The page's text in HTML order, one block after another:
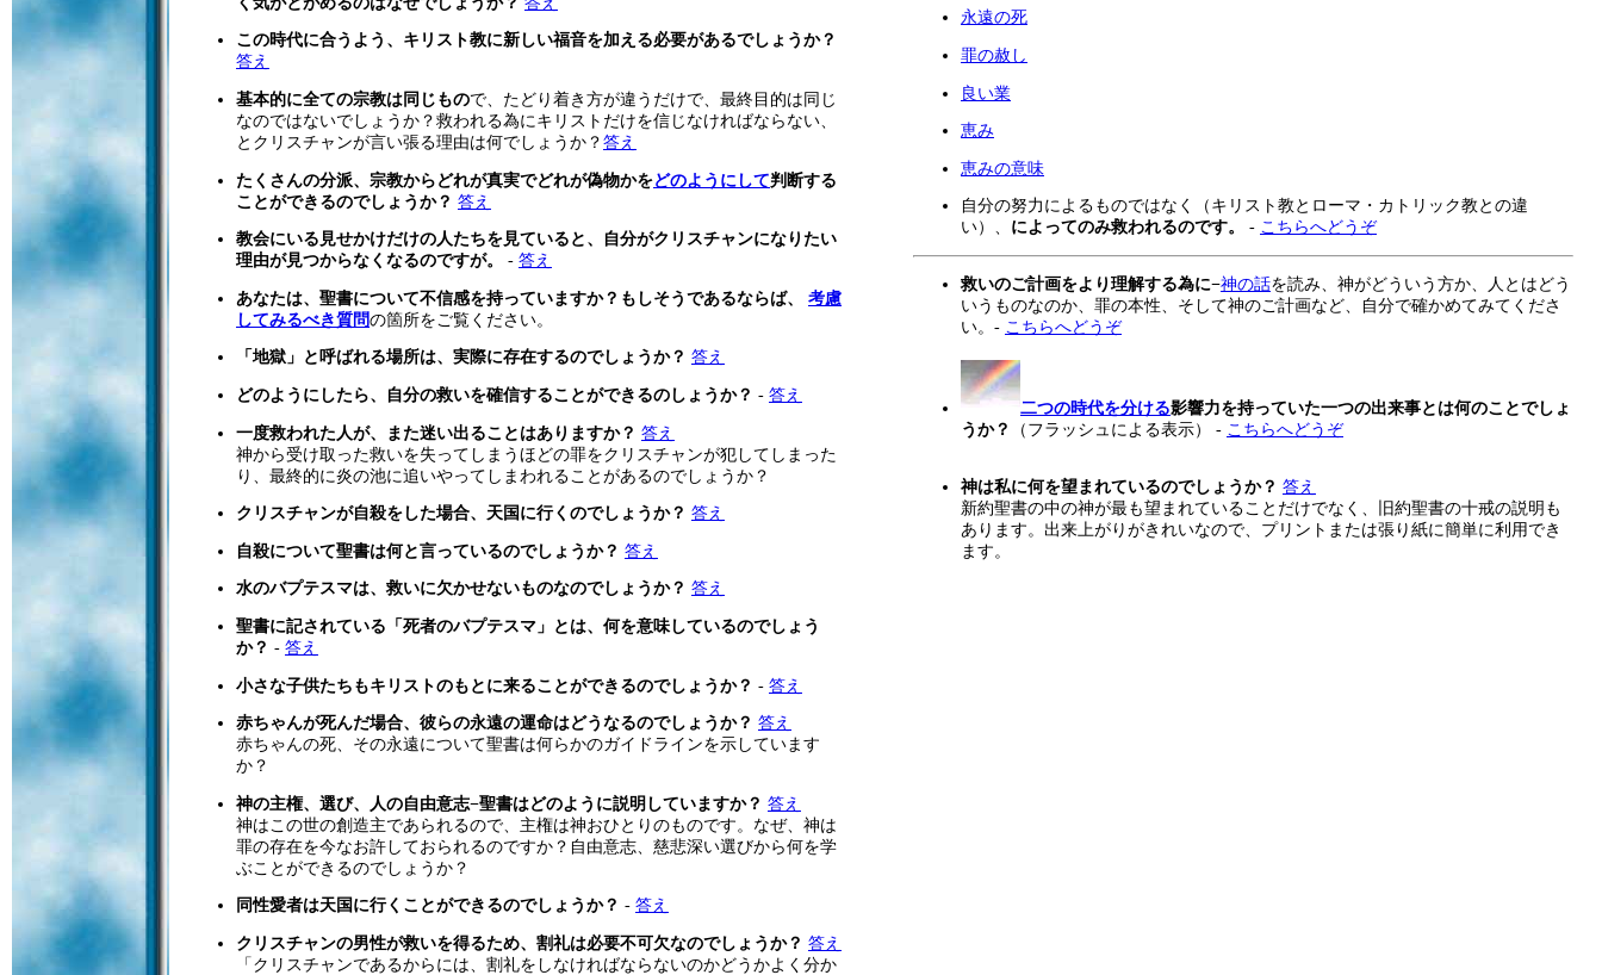
この時代に合うよう、キリスト教に新しい福音を加える必要があるでしょうか？
答え
基本的に全ての宗教は同じもので、たどり着き方が違うだけで、最終目的は同じ
なのではないでしょうか？救われる為にキリストだけを信じなければならない、
とクリスチャンが言い張る理由は何でしょうか？ 答え
たくさんの分派、宗教からどれが真実でどれが偽物かをどのようにして判断する
ことができるのでしょうか？ 答え
教会にいる見せかけだけの人たちを見ていると、自分がクリスチャンになりたい
理由が見つからなくなるのですが。
- 答え
あなたは、聖書について不信感を持っていますか？もしそうであるならば、
考慮
してみるべき質問の箇所をご覧ください。
「地獄」と呼ばれる場所は、実際に存在するのでしょうか？ 答え
どのようにしたら、自分の救いを確信することができるのしょうか？ - 答え
一度救われた人が、また迷い出ることはありますか？ 答え
神から受け取った救いを失ってしまうほどの罪をクリスチャンが犯してしまった
り、最終的に炎の池に追いやってしまわれることがあるのでしょうか？
クリスチャンが自殺をした場合、天国に行くのでしょうか？ 答え
自殺について聖書は何と言っているのでしょうか？ 答え
水のバプテスマは、救いに欠かせないものなのでしょうか？ 答え
聖書に記されている「死者のバプテスマ」とは、何を意味しているのでしょう
か？ - 答え
小さな子供たちもキリストのもとに来ることができるのでしょうか？ - 答え
赤ちゃんが死んだ場合、彼らの永遠の運命はどうなるのでしょうか？ 答え
赤ちゃんの死、その永遠について聖書は何らかのガイドラインを示しています
か？
神の主権、選び、人の自由意志−聖書はどのように説明していますか？ 答え
神はこの世の創造主であられるので、主権は神おひとりのものです。なぜ、神は
罪の存在を今なお許しておられるのですか？自由意志、慈悲深い選びから何を学
ぶことができるのでしょうか？
同性愛者は天国に行くことができるのでしょうか？ - 答え
クリスチャンの男性が救いを得るため、割礼は必要不可欠なのでしょうか？ 答え
「クリスチャンであるからには、割礼をしなければならないのかどうかよく分か
永遠の死
罪の赦し
良い業
恵み
恵みの意味
自分の努力によるものではなく（キリスト教とローマ・カトリック教との違
い）、 によってのみ救われるのです。 - こちらへどうぞ
救いのご計画をより理解する為に−神の話を読み、神がどういう方か、人とはどう
いうものなのか、罪の本性、そして神のご計画など、自分で確かめてみてくださ
い。- こちらへどうぞ
二つの時代を分ける影響力を持っていた一つの出来事とは何のことでしょ
うか？
（フラッシュによる表示） - こちらへどうぞ
神は私に何を望まれているのでしょうか？ 答え
新約聖書の中の神が最も望まれていることだけでなく、旧約聖書の十戒の説明も
あります。出来上がりがきれいなので、プリントまたは張り紙に簡単に利用でき
ます。